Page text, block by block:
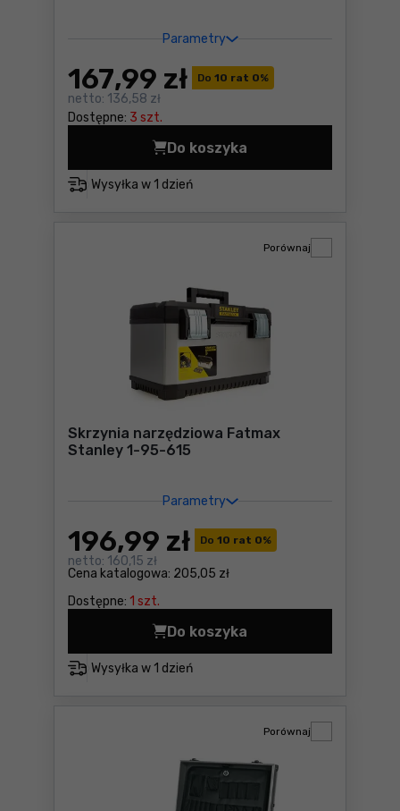
Parametry
Do 10 rat 0%
167,99 zł
netto: 136,58 zł
Dostępne: 3 szt.
Wysyłka w 1 dzień
Do koszyka
Skrzynka modułowa Yato
Skrzynia narzędziowa Fatmax
Stanley 1-95-615
Parametry
Do 10 rat 0%
Cena katalogowa: 205,05 zł
196,99 zł
netto: 160,15 zł
Dostępne: 1 szt.
Porównaj
Wysyłka w 1 dzień
Do koszyka
Skrzynia narzędziowa
Porównaj